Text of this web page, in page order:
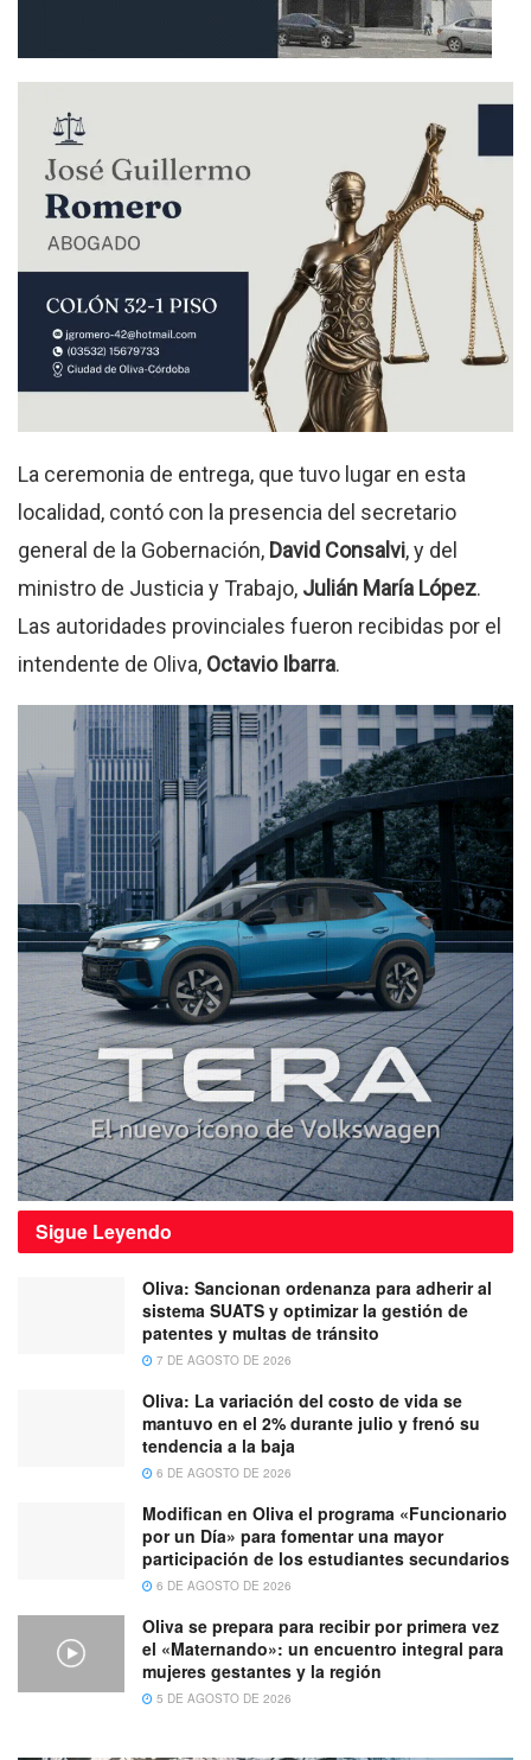
La ceremonia de entrega, que tuvo lugar en esta
localidad, contó con la presencia del secretario
general de la Gobernación, David Consalvi, y del
ministro de Justicia y Trabajo, Julián María López.
Las autoridades provinciales fueron recibidas por el
intendente de Oliva, Octavio Ibarra.
Sigue Leyendo
Oliva: Sancionan ordenanza para adherir al
sistema SUATS y optimizar la gestión de
patentes y multas de tránsito
7 DE AGOSTO DE 2026
Oliva: La variación del costo de vida se
mantuvo en el 2% durante julio y frenó su
tendencia a la baja
6 DE AGOSTO DE 2026
Modifican en Oliva el programa «Funcionario
por un Día» para fomentar una mayor
participación de los estudiantes secundarios
6 DE AGOSTO DE 2026
Oliva se prepara para recibir por primera vez
el «Maternando»: un encuentro integral para
mujeres gestantes y la región
5 DE AGOSTO DE 2026